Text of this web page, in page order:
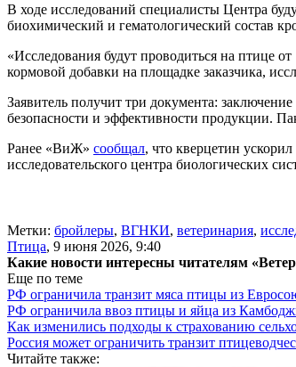
В ходе исследований специалисты Центра
биохимический и гематологический состав
«Исследования будут проводиться на птице
кормовой добавки на площадке заказчика,
Заявитель получит три документа:
безопасности и эффективности продукции.
Ранее «ВиЖ» сообщал, что кверцетин
исследовательского центра биологических
Метки: бройлеры, ВГНКИ, ветеринария,
Птица, 9 июня 2026, 9:40
Какие новости интересны читателям
Еще по теме
РФ ограничила транзит мяса птицы из
РФ ограничила ввоз птицы и яйца из
Как изменились подходы к страхованию
Россия может ограничить транзит
Читайте также: